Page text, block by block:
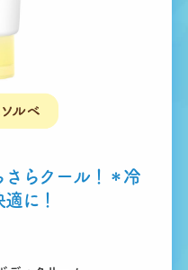
らクール！ ＊ 冷
に！